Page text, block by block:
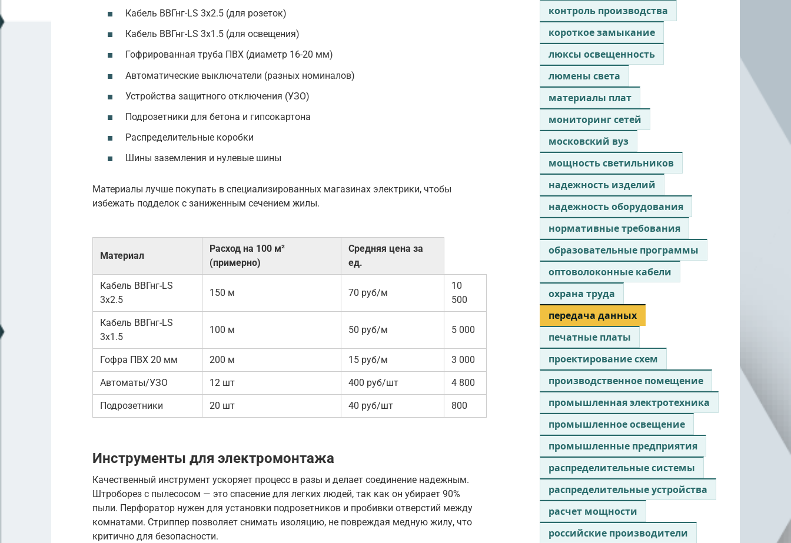
Кабель ВВГнг-LS 3х2.5 (для розеток)
Кабель ВВГнг-LS 3х1.5 (для освещения)
Гофрированная труба ПВХ (диаметр 16-20 мм)
Автоматические выключатели (разных номиналов)
Устройства защитного отключения (УЗО)
Подрозетники для бетона и гипсокартона
Распределительные коробки
Шины заземления и нулевые шины
Материалы лучше покупать в специализированных магазинах электрики, чтобы
избежать подделок с заниженным сечением жилы.
Материал
Расход на 100 м²
(примерно)
Средняя цена за
ед.
Кабель ВВГнг-LS
3х2.5
150 м 70 руб/м
10
500
Кабель ВВГнг-LS
3х1.5
100 м 50 руб/м 5 000
Гофра ПВХ 20 мм 200 м 15 руб/м 3 000
Автоматы/УЗО 12 шт 400 руб/шт 4 800
Подрозетники 20 шт 40 руб/шт 800
Инструменты для электромонтажа
Качественный инструмент ускоряет процесс в разы и делает соединение надежным.
Штроборез с пылесосом — это спасение для легких людей, так как он убирает 90%
пыли. Перфоратор нужен для установки подрозетников и пробивки отверстий между
комнатами. Стриппер позволяет снимать изоляцию, не повреждая медную жилу, что
критично для безопасности.
контроль производства
короткое замыкание
люксы освещенность
люмены света
материалы плат
мониторинг сетей
московский вуз
мощность светильников
надежность изделий
надежность оборудования
нормативные требования
образовательные программы
оптоволоконные кабели
охрана труда
передача данных
печатные платы
проектирование схем
производственное помещение
промышленная электротехника
промышленное освещение
промышленные предприятия
распределительные системы
распределительные устройства
расчет мощности
российские производители